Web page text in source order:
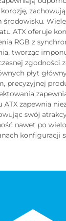
ATX oferuje
RGB z
tworząc
zgodności
płyt
precyzyjnej
zapewnia
swój
nawet po
konfiguracji